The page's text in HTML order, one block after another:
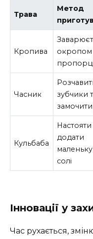
Трава
Метод
Кропива
окропом
Часник
зубчики
замочити
Кульбаба
Настояти
додати
солі
Інновації у
Час рухається,